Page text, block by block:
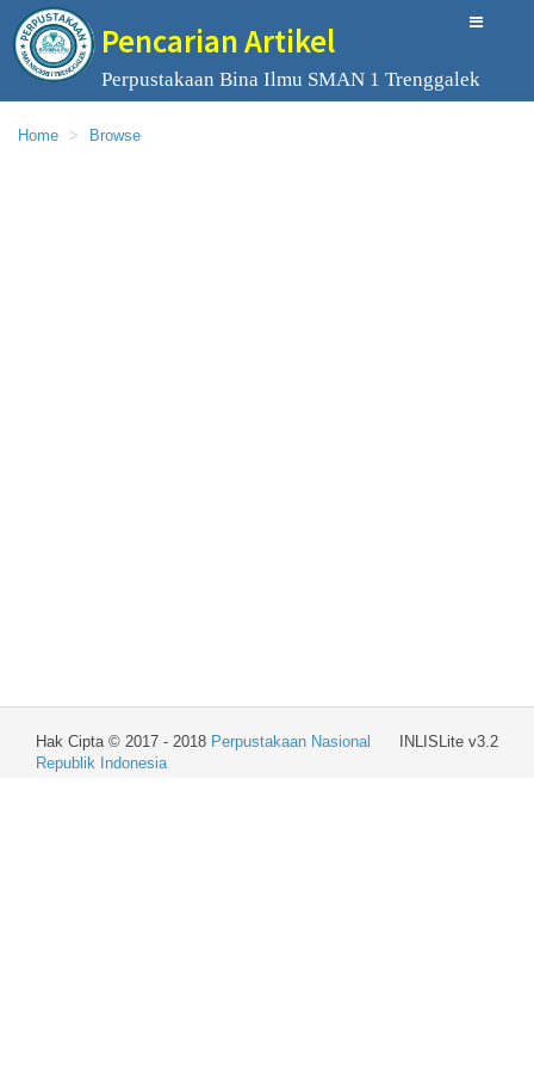
Pencarian Artikel
Perpustakaan Bina Ilmu SMAN 1 Trenggalek
Home Browse
INLISLite v3.2
Hak Cipta © 2017 - 2018 Perpustakaan Nasional
Republik Indonesia